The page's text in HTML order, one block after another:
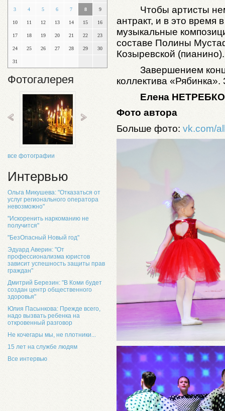
3 4 5 6 7 8 9
10 11 12 13 14 15 16
17 18 19 20 21 22 23
24 25 26 27 28 29 30
31
Фотогалерея
все фотографии
Интервью
Ольга Микушева: "Отказаться от
услуг регионального оператора
невозможно"
"Искоренить наркоманию не
получится"
"БезОпасный Новый год"
Эдуард Аверин: "От
профессионализма юристов
зависит успешность защиты прав
граждан"
Дмитрий Березин: "В Коми будет
создан центр общественного
здоровья"
Юлия Пасынкова: Прежде всего,
надо вызвать ребенка на
откровенный разговор
Не кочегары мы, не плотники...
15 лет на службе людям
Все интервью
Чтобы артисты
антракт, и в это время
музыкальные
составе Полины
Козыревской (пианино).
Завершением
коллектива
Елена НЕТРЕБКО
Фото автора
Больше фото: vk.com/